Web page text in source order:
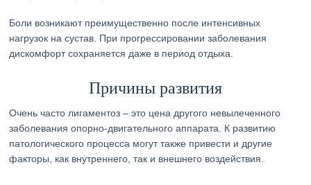
Боли возникают преимущественно после интенсивных
нагрузок на сустав. При прогрессировании заболевания
дискомфорт сохраняется даже в период отдыха.
Причины развития
Очень часто лигаментоз – это цена другого невылеченного
заболевания опорно-двигательного аппарата. К развитию
патологического процесса могут также привести и другие
факторы, как внутреннего, так и внешнего воздействия.